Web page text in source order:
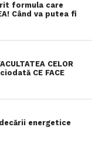
formula care
Când va putea fi
CELOR
CE FACE
energetice